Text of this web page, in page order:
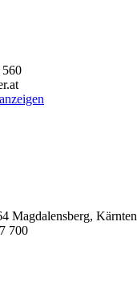
Magdalensberg, Kärnten
700